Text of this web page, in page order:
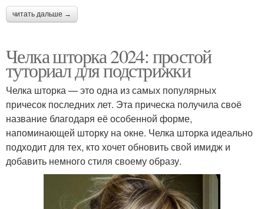
читать дальше →
Челка шторка 2024: простой
туториал для подстрижки
Челка шторка — это одна из самых популярных
причесок последних лет. Эта прическа получила своё
название благодаря её особенной форме,
напоминающей шторку на окне. Челка шторка идеально
подходит для тех, кто хочет обновить свой имидж и
добавить немного стиля своему образу.